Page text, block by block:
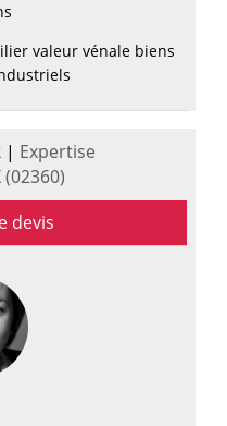
valeur vénale biens
| Expertise
devis